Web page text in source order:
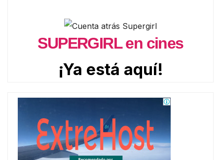
SUPERGIRL en cines
¡Ya está aquí!